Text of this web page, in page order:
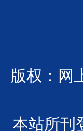
版权：网
本站所刊